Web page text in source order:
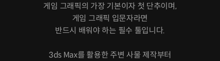
게임 그래픽의 가장 기본이자 첫 단추이며,
게임 그래픽 입문자라면
반드시 배워야 하는 필수 툴입니다.
3ds Max를 활용한 주변 사물 제작부터